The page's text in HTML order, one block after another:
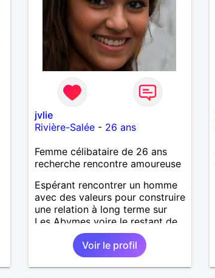
jvlie
Rivière-Salée- 26 ans
Femme célibataire de 26 ans
recherche rencontre amoureuse
Espérant rencontrer un homme
avec des valeurs pour construire
une relation à long terme sur
Les Abymes voire le restant de
la Guadeloupe.
Voir le profil